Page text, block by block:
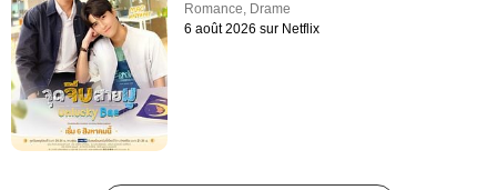
Romance, Drame
6 août 2026 sur Netflix